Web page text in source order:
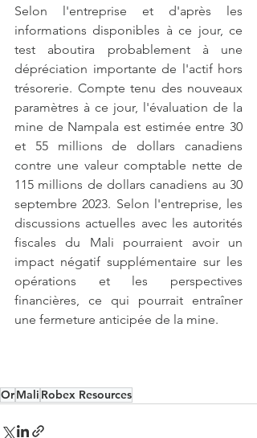
Selon l'entreprise et d'après les
informations disponibles à ce jour, ce
test aboutira probablement à une
dépréciation importante de l'actif hors
trésorerie. Compte tenu des nouveaux
paramètres à ce jour, l'évaluation de la
mine de Nampala est estimée entre 30
et 55 millions de dollars canadiens
contre une valeur comptable nette de
115 millions de dollars canadiens au 30
septembre 2023. Selon l'entreprise, les
discussions actuelles avec les autorités
fiscales du Mali pourraient avoir un
impact négatif supplémentaire sur les
opérations et les perspectives
financières, ce qui pourrait entraîner
une fermeture anticipée de la mine.
OrMali Robex Resources